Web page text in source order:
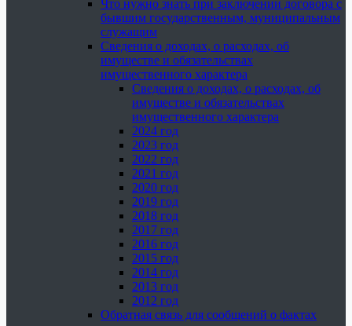
Что нужно знать при заключении договора с
бывшим государственным, муниципальным
служащим
Сведения о доходах, о расходах, об
имуществе и обязательствах
имущественного характера
Сведения о доходах, о расходах, об
имуществе и обязательствах
имущественного характера
2024 год
2023 год
2022 год
2021 год
2020 год
2019 год
2018 год
2017 год
2016 год
2015 год
2014 год
2013 год
2012 год
Обратная связь для сообщений о фактах